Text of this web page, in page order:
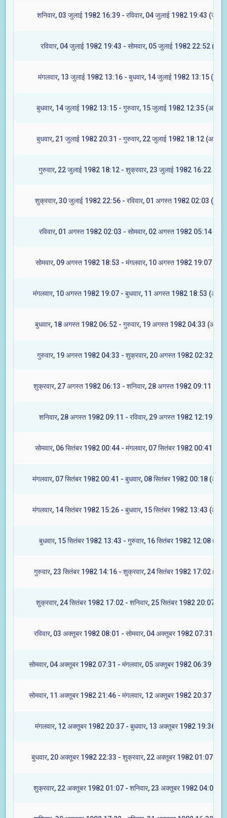
शनिवार, 03 जुलाई 1982 16:39 - रविवार, 04 जुलाई 1982 19:43
रविवार, 04 जुलाई 1982 19:43 - सोमवार, 05 जुलाई 1982 22:52 (मूल)
मंगलवार, 13 जुलाई 1982 13:16 - बुधवार, 14 जुलाई 1982 13:15
बुधवार, 14 जुलाई 1982 13:15 - गुरुवार, 15 जुलाई 1982 12:35
बुधवार, 21 जुलाई 1982 20:31 - गुरुवार, 22 जुलाई 1982 18:12
गुरुवार, 22 जुलाई 1982 18:12 - शुक्रवार, 23 जुलाई 1982 16:22 (मघा)
शुक्रवार, 30 जुलाई 1982 22:56 - रविवार, 01 अगस्त 1982 02:03
रविवार, 01 अगस्त 1982 02:03 - सोमवार, 02 अगस्त 1982 05:14 (मूल)
सोमवार, 09 अगस्त 1982 18:53 - मंगलवार, 10 अगस्त 1982 19:07
मंगलवार, 10 अगस्त 1982 19:07 - बुधवार, 11 अगस्त 1982 18:53
बुधवार, 18 अगस्त 1982 06:52 - गुरुवार, 19 अगस्त 1982 04:33
गुरुवार, 19 अगस्त 1982 04:33 - शुक्रवार, 20 अगस्त 1982 02:32
शुक्रवार, 27 अगस्त 1982 06:13 - शनिवार, 28 अगस्त 1982 09:11
शनिवार, 28 अगस्त 1982 09:11 - रविवार, 29 अगस्त 1982 12:19 (मूल)
सोमवार, 06 सितंबर 1982 00:44 - मंगलवार, 07 सितंबर 1982 00:41
मंगलवार, 07 सितंबर 1982 00:41 - बुधवार, 08 सितंबर 1982 00:18
मंगलवार, 14 सितंबर 1982 15:26 - बुधवार, 15 सितंबर 1982 13:43
बुधवार, 15 सितंबर 1982 13:43 - गुरुवार, 16 सितंबर 1982 12:08 (मघा)
गुरुवार, 23 सितंबर 1982 14:16 - शुक्रवार, 24 सितंबर 1982 17:02
शुक्रवार, 24 सितंबर 1982 17:02 - शनिवार, 25 सितंबर 1982 20:07
रविवार, 03 अक्तूबर 1982 08:01 - सोमवार, 04 अक्तूबर 1982 07:31
सोमवार, 04 अक्तूबर 1982 07:31 - मंगलवार, 05 अक्तूबर 1982 06:39
सोमवार, 11 अक्तूबर 1982 21:46 - मंगलवार, 12 अक्तूबर 1982 20:37
मंगलवार, 12 अक्तूबर 1982 20:37 - बुधवार, 13 अक्तूबर 1982 19:36
बुधवार, 20 अक्तूबर 1982 22:33 - शुक्रवार, 22 अक्तूबर 1982 01:07
शुक्रवार, 22 अक्तूबर 1982 01:07 - शनिवार, 23 अक्तूबर 1982 04:06